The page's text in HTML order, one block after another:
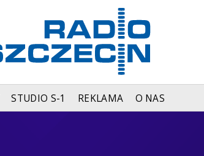
STUDIO S-1 REKLAMA O NAS